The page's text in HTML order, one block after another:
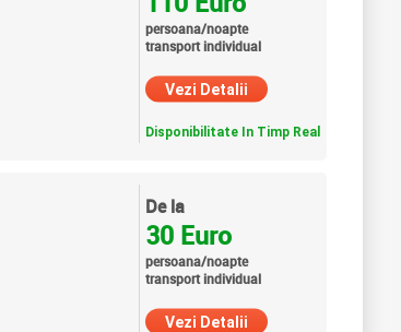
persoana/noapte
transport individual
Vezi Detalii
Disponibilitate In Timp Real
De la
30 Euro
persoana/noapte
transport individual
Vezi Detalii